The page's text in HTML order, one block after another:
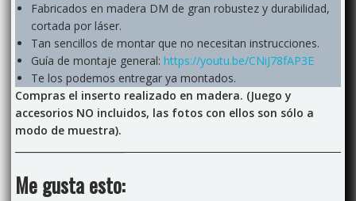
Fabricados en madera DM de gran robustez y durabilidad,
cortada por láser.
Tan sencillos de montar que no necesitan instrucciones.
Guía de montaje general: https://youtu.be/CNiJ78fAP3E
Te los podemos entregar ya montados.
Compras el inserto realizado en madera. (Juego y
accesorios NO incluidos, las fotos con ellos son sólo a
modo de muestra).
Me gusta esto: